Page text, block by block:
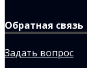
Обратная связь
Задать вопрос